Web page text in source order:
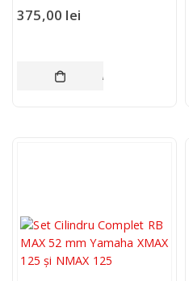
375,00 lei
ADAUGĂ ÎN COȘ